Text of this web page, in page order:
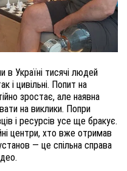
в Україні тисячі людей
і цивільні. Попит на
зростає, але наявна
на виклики. Попри
і ресурсів усе ще бракує.
центри, хто вже отримав
— це спільна справа